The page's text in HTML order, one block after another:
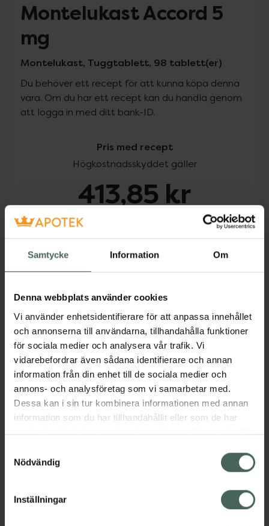
Samtycke Information Om
Denna webbplats använder cookies
Vi använder enhetsidentifierare för att anpassa innehållet
och annonserna till användarna, tillhandahålla funktioner
för sociala medier och analysera vår trafik. Vi
vidarebefordrar även sådana identifierare och annan
information från din enhet till de sociala medier och
annons- och analysföretag som vi samarbetar med.
Dessa kan i sin tur kombinera informationen med annan
information som du har tillhandahållit eller som de har
samlat in när du har använt deras tjänster. Samtycke till
återkalla ditt samtycke via webbplatsens
cookieinställningar. Ett återkallat samtycke påverkar inte
lagligheten av behandling som skett innan återkallelsen.
Nödvändig
Inställningar
Montelukast Accord 5
mg
Montelukast, Tuggtablett, 98 tablett(er)
Du behöver ett recept för att kunna köpa denna
vara. Om du har ett recept kan du handla genom
att logga in med ditt bank-ID.
Pris med recept
Högkostnadsskyddet gäller
413,85 kr
Köp via ditt recept
Aktuella erbjudanden
Beskrivning Dölj
Läs alltid bipacksedeln innan
användning.
EAN:05055565700037
Bipacksedel från FASS Visa